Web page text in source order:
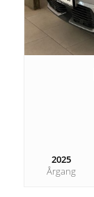
2025
Årgang